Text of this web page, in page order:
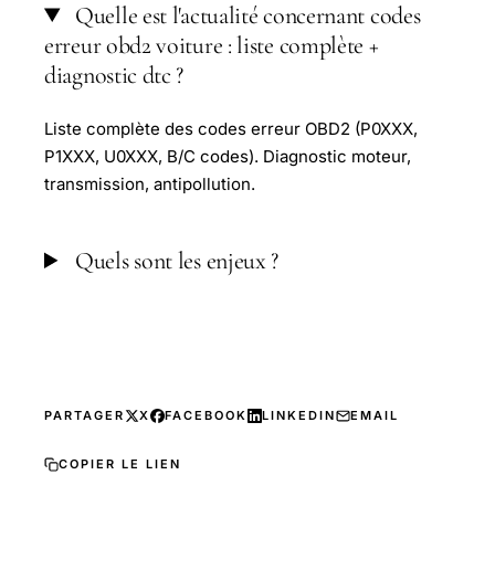
Quelle est l'actualité concernant codes
erreur obd2 voiture : liste complète +
diagnostic dtc ?
Liste complète des codes erreur OBD2 (P0XXX,
P1XXX, U0XXX, B/C codes). Diagnostic moteur,
transmission, antipollution.
Quels sont les enjeux ?
PARTAGER X FACEBOOK LINKEDIN EMAIL
COPIER LE LIEN